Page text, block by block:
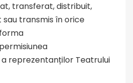
transferat, distribuit,
transmis în orice
reprezentanților Teatrului